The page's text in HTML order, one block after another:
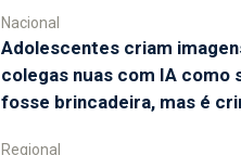
Nacional
Adolescentes criam
colegas nuas com IA como
fosse brincadeira, mas é
Regional